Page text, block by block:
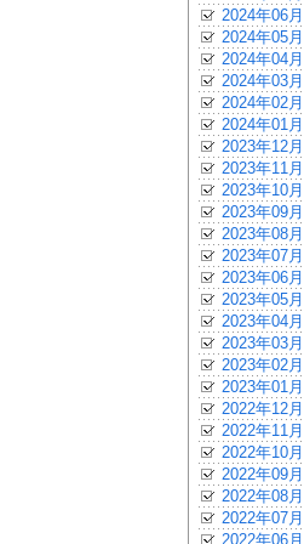
2024年06月
2024年05月
2024年04月
2024年03月
2024年02月
2024年01月
2023年12月
2023年11月
2023年10月
2023年09月
2023年08月
2023年07月
2023年06月
2023年05月
2023年04月
2023年03月
2023年02月
2023年01月
2022年12月
2022年11月
2022年10月
2022年09月
2022年08月
2022年07月
2022年06月